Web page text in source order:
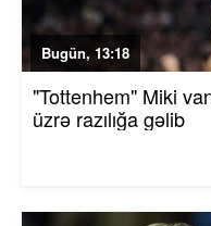
Bugün, 13:18
"Tottenhem" Miki
üzrə razılığa gəlib